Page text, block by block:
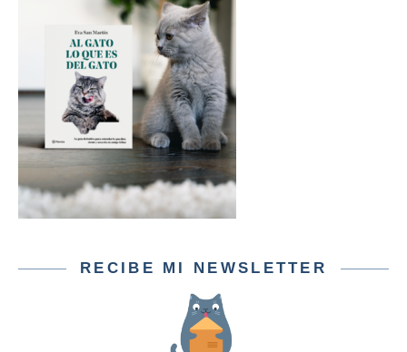
RECIBE MI NEWSLETTER